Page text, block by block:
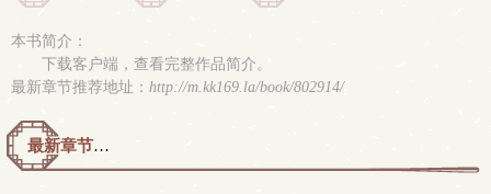
本书简介：
下载客户端，查看完整作品简介。
最新章节推荐地址： http://m.kk169.la/book/802914/
最新章节预览 更新时间：2025-08-31T21:42:36